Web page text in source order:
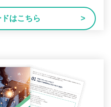
はこちら